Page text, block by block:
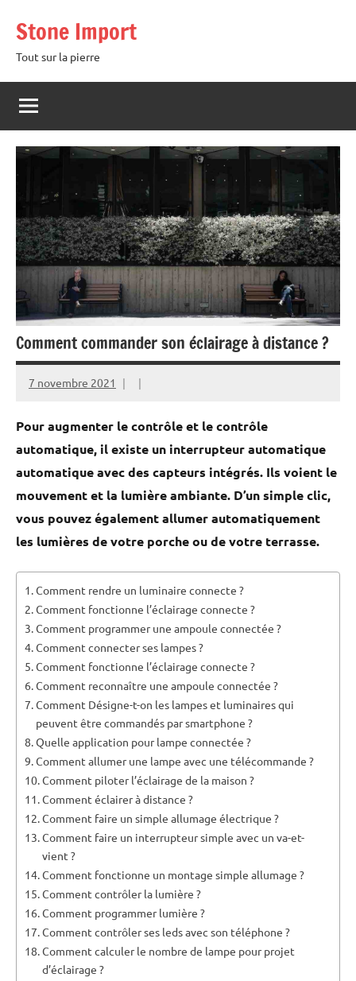
contenu
Stone Import
Tout sur la pierre
Comment commander son éclairage à distance ?
7 novembre 2021
Pour augmenter le contrôle et le contrôle
automatique, il existe un interrupteur automatique
automatique avec des capteurs intégrés. Ils voient le
mouvement et la lumière ambiante. D’un simple clic,
vous pouvez également allumer automatiquement
les lumières de votre porche ou de votre terrasse.
Comment rendre un luminaire connecte ?
Comment fonctionne l’éclairage connecte ?
Comment programmer une ampoule connectée ?
Comment connecter ses lampes ?
Comment fonctionne l’éclairage connecte ?
Comment reconnaître une ampoule connectée ?
Comment Désigne-t-on les lampes et luminaires qui
peuvent être commandés par smartphone ?
Quelle application pour lampe connectée ?
Comment allumer une lampe avec une télécommande ?
Comment piloter l’éclairage de la maison ?
Comment éclairer à distance ?
Comment faire un simple allumage électrique ?
Comment faire un interrupteur simple avec un va-et-
vient ?
Comment fonctionne un montage simple allumage ?
Comment contrôler la lumière ?
Comment programmer lumière ?
Comment contrôler ses leds avec son téléphone ?
Comment calculer le nombre de lampe pour projet
d’éclairage ?